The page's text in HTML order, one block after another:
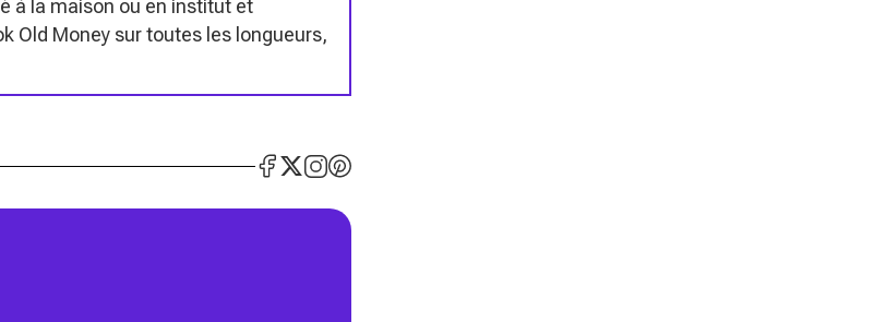
à la maison ou en institut et
Old Money sur toutes les longueurs,